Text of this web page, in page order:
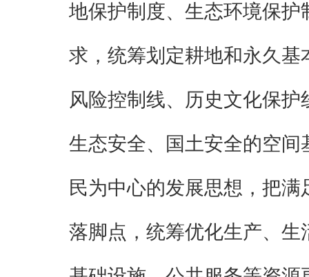
地保护制度、生态环境保护
求，统筹划定耕地和永久
风险控制线、历史文化保
生态安全、国土安全的空
民为中心的发展思想，把
落脚点，统筹优化生产、